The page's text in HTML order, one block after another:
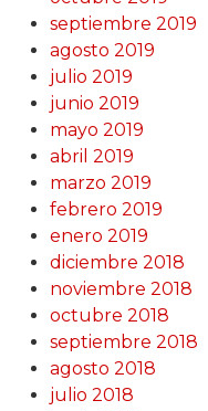
septiembre 2019
agosto 2019
julio 2019
junio 2019
mayo 2019
abril 2019
marzo 2019
febrero 2019
enero 2019
diciembre 2018
noviembre 2018
octubre 2018
septiembre 2018
agosto 2018
julio 2018